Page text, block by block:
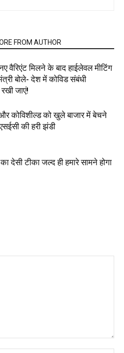
FROM AUTHOR
वैरिएंट मिलने के बाद हाईलेवल मीटिंग
बोले- देश में कोविड संबंधी
रखी जाएं!
कोविशील्ड को खुले बाजार में बेचने
की हरी झंडी
देसी टीका जल्द ही हमारे सामने होगा